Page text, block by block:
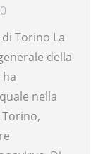
Torino La
della
ha
nella